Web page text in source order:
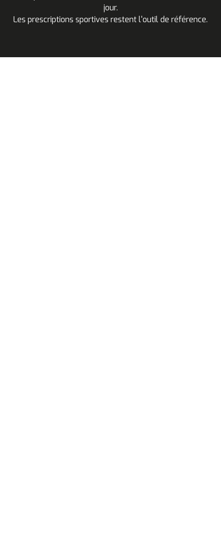
jour.
Les prescriptions sportives restent l'outil de référence.